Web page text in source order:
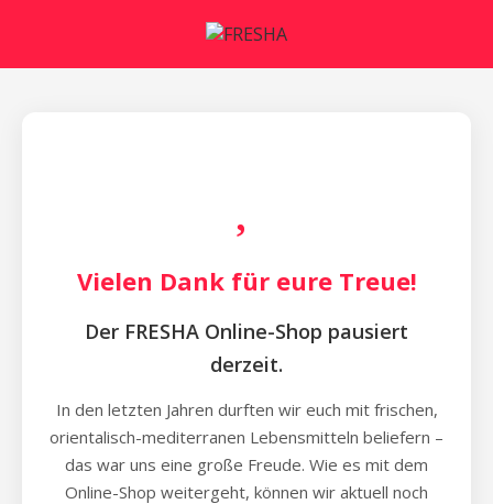
Vielen Dank für eure Treue!
Der FRESHA Online-Shop pausiert
derzeit.
In den letzten Jahren durften wir euch mit frischen,
orientalisch-mediterranen Lebensmitteln beliefern –
das war uns eine große Freude. Wie es mit dem
Online-Shop weitergeht, können wir aktuell noch